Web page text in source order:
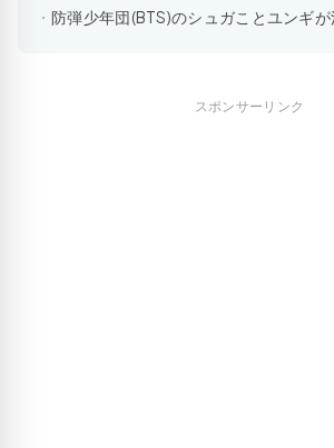
防弾少年団(BTS)のシュガことユンギ
スポンサーリンク